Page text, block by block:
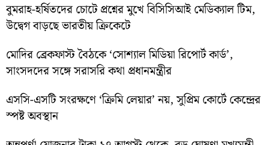
বুমরাহ-হর্ষিতদের চোটে প্রশ্নের মুখে বিসিসিআই মেডিক্যাল টিম,
উদ্বেগ বাড়ছে ভারতীয় ক্রিকেটে
মোদির ব্রেকফাস্ট বৈঠকে ‘সোশ্যাল মিডিয়া রিপোর্ট কার্ড’,
সাংসদদের সঙ্গে সরাসরি কথা প্রধানমন্ত্রীর
এসসি-এসটি সংরক্ষণে ‘ক্রিমি লেয়ার’ নয়, সুপ্রিম কোর্টে কেন্দ্রের
স্পষ্ট অবস্থান